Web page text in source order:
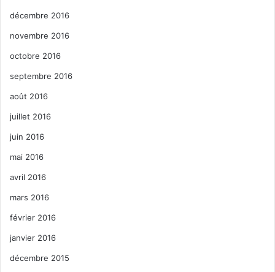
décembre 2016
novembre 2016
octobre 2016
septembre 2016
août 2016
juillet 2016
juin 2016
mai 2016
avril 2016
mars 2016
février 2016
janvier 2016
décembre 2015